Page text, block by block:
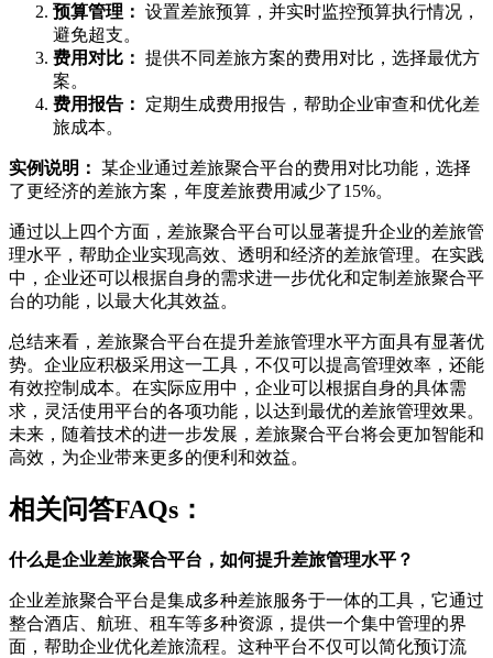
预算管理： 设置差旅预算，并实时监控预算执行情况，
避免超支。
费用对比： 提供不同差旅方案的费用对比，选择最优方
案。
费用报告：
定期生成费用报告，帮助企业审查和优化差
旅成本。
实例说明： 某企业通过差旅聚合平台的费用对比功能，选择
了更经济的差旅方案，年度差旅费用减少了15%。
通过以上四个方面，差旅聚合平台可以显著提升企业的差旅管
理水平，帮助企业实现高效、透明和经济的差旅管理。在实践
中，企业还可以根据自身的需求进一步优化和定制差旅聚合平
台的功能，以最大化其效益。
总结来看，差旅聚合平台在提升差旅管理水平方面具有显著优
势。企业应积极采用这一工具，不仅可以提高管理效率，还能
有效控制成本。在实际应用中，企业可以根据自身的具体需
求，灵活使用平台的各项功能，以达到最优的差旅管理效果。
未来，随着技术的进一步发展，差旅聚合平台将会更加智能和
高效，为企业带来更多的便利和效益。
相关问答FAQs：
什么是企业差旅聚合平台，如何提升差旅管理水平？
企业差旅聚合平台是集成多种差旅服务于一体的工具，它通过
整合酒店、航班、租车等多种资源，提供一个集中管理的界
面，帮助企业优化差旅流程。这种平台不仅可以简化预订流